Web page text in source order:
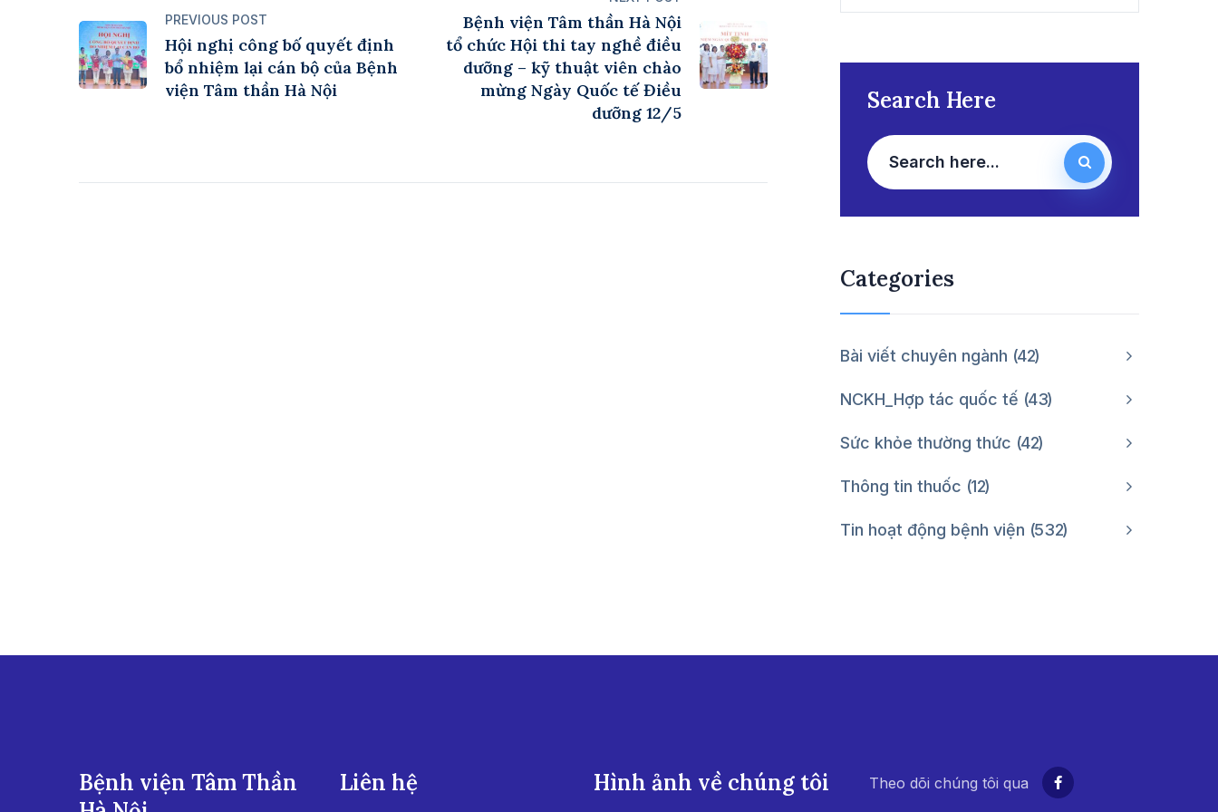
PREVIOUS POST
Hội nghị công bố quyết định
bổ nhiệm lại cán bộ của Bệnh
viện Tâm thần Hà Nội
Bệnh viện Tâm thần Hà Nội
tổ chức Hội thi tay nghề điều
dưỡng – kỹ thuật viên chào
mừng Ngày Quốc tế Điều
dưỡng 12/5
Search Here
Categories
Bài viết chuyên ngành 42
NCKH_Hợp tác quốc tế 43
Sức khỏe thường thức 42
Thông tin thuốc 12
Tin hoạt động bệnh viện 532
Bệnh viện Tâm Thần
Liên hệ Hình ảnh về chúng tôi Theo dõi chúng tôi qua